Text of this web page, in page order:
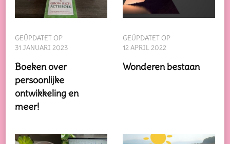
GEÜPDATET OP
31 JANUARI 2023
Boeken over
persoonlijke
ontwikkeling en
meer!
GEÜPDATET OP
12 APRIL 2022
Wonderen bestaan